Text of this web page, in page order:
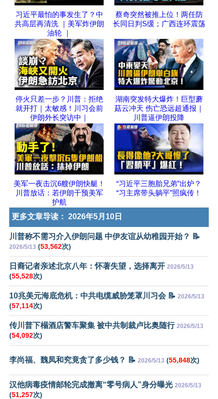
习近平最怕的事发生了？中
共高层再清洗 ｜美军炸伊朗
油轮 ｜
蔡奇突然被推上位！两任防
长同日判S缓；广西连环震荡
停火只差一步？川普：拒绝
就开打｜太敏感！川习会前
伊朗外长突访中｜
湖南突发特大爆炸！巨型蘑
菇云冲天 伤亡恐远超通报｜
川普逼伊朗投降
美军一夜击沉6艘伊朗快艇！
川普放话：若伊朗干预美军
护航
“习近平三胞胎兄弟”出炉？
“习主席带头躺平”照疯传！
更多文章导读： 2026年5月10日
川普称不需习介入伊朗问题 中伊友谊从幼稚园开始？ 📝
2026/5/13 (53,562次)
日裔记者亲述北京八年：怀著失望，选择离开 2026/5/13
(55,528次)
10兆美元海底危机：中共电缆威胁笼罩川习会 📝 2026/5/13
(57,114次)
传川普下榻酒店警车聚集 被中共制裁卢比奥随行 2026/5/13
(54,092次)
李尚福、魏凤和究竟贪了多少钱？ 📝 2026/5/13 (55,848次)
汉他病毒疫情邮轮完成撤离“零号病人”身分曝光 2026/5/13
(51,257次)